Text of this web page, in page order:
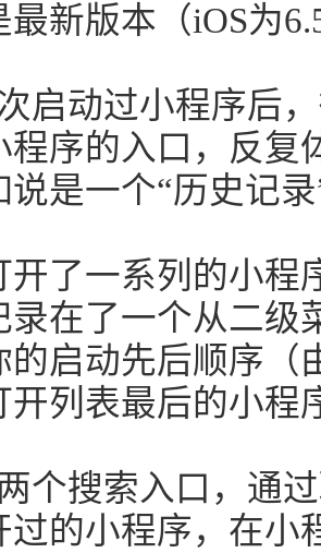
新版本（iOS为
启动过小程序后
程序的入口，反复
说是一个“历史记录
开了一系列的小程
录在了一个从二级
的启动先后顺序
开列表最后的小程
个搜索入口，通
过的小程序，在小